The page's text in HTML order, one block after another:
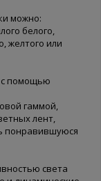
можно:
белого,
желтого или
с помощью
гаммой,
лент,
понравившуюся
света